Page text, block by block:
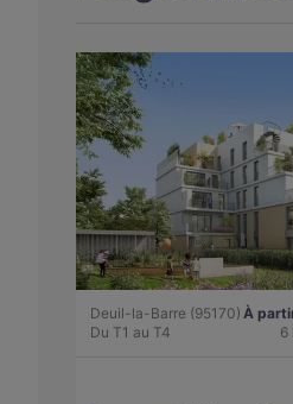
Deuil-la-Barre (95170)
Du T1 au T4
À
6